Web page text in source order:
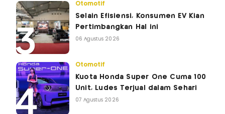
Otomotif
Selain Efisiensi, Konsumen EV Kian
Pertimbangkan Hal ini
06 Agustus 2026
Otomotif
Kuota Honda Super One Cuma 100
Unit, Ludes Terjual dalam Sehari
07 Agustus 2026